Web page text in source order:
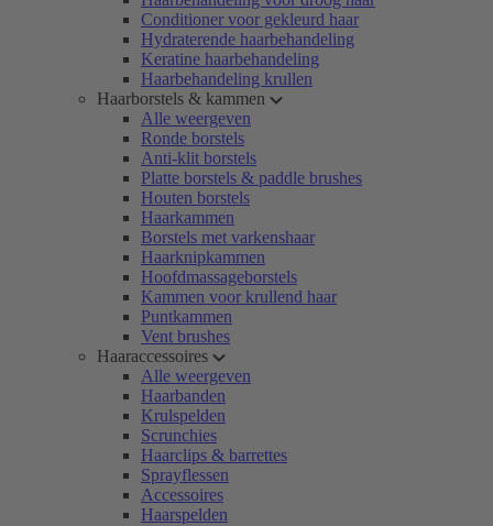
Conditioner voor gekleurd haar
Hydraterende haarbehandeling
Keratine haarbehandeling
Haarbehandeling krullen
Haarborstels & kammen
Alle weergeven
Ronde borstels
Anti-klit borstels
Platte borstels & paddle brushes
Houten borstels
Haarkammen
Borstels met varkenshaar
Haarknipkammen
Hoofdmassageborstels
Kammen voor krullend haar
Puntkammen
Vent brushes
Haaraccessoires
Alle weergeven
Haarbanden
Krulspelden
Scrunchies
Haarclips & barrettes
Sprayflessen
Accessoires
Haarspelden